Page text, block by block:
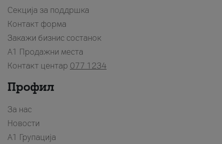
Секција за поддршка
Контакт форма
Закажи бизнис состанок
A1 Продажни места
Контакт центар 077 1234
Профил
За нас
Новости
А1 Групација